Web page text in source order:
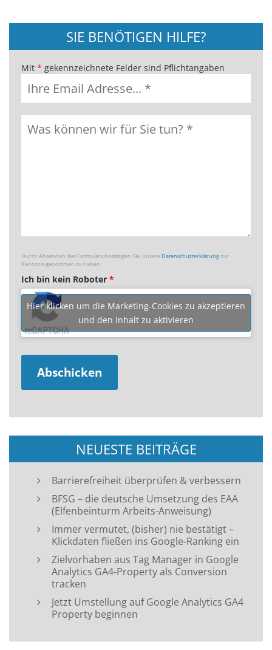
SIE BENÖTIGEN HILFE?
Mit * gekennzeichnete Felder sind Pflichtangaben
Durch Absenden des Formulars bestätigen Sie, unsereDatenschutzerklärungzur
Kenntnis genommen zu haben
Ich bin kein Roboter *
Hier klicken um die Marketing-Cookies zu akzeptieren
und den Inhalt zu aktivieren
NEUESTE BEITRÄGE
Barrierefreiheit überprüfen & verbessern
BFSG – die deutsche Umsetzung des EAA
(Elfenbeinturm Arbeits-Anweisung)
Immer vermutet, (bisher) nie bestätigt –
Klickdaten fließen ins Google-Ranking ein
Zielvorhaben aus Tag Manager in Google
Analytics GA4-Property als Conversion
tracken
Jetzt Umstellung auf Google Analytics GA4
Property beginnen